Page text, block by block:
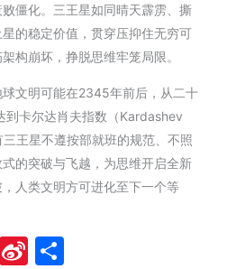
僵化。三王星如同晴天霹雳、撕
的稳定价值，贯穿压抑住无穷可
构崩坏，挣脱思维牢笼局限。
文明可能在2345年前后，从二十
卡尔达肖夫指数（Kardashev
王星不遵按部就班的规范、不照
的突破与飞越，为思维开启全新
人类文明方可进化至下一个等
Flipboard
Sina